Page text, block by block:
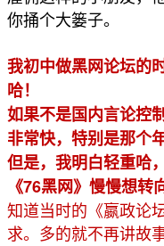
你捅个大篓子。
我初中做黑网论坛的
哈！
如果不是国内言论控
非常快，特别是那个
但是，我明白轻重哈
《76黑网》慢慢想转
知道当时的《嬴政论
求。多的就不再讲故